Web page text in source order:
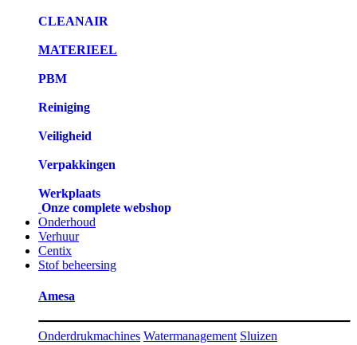
CLEANAIR
MATERIEEL
PBM
Reiniging
Veiligheid
Verpakkingen
Werkplaats
Onze complete webshop
Onderhoud
Verhuur
Centix
Stof beheersing
Amesa
Onderdrukmachines Watermanagement Sluizen